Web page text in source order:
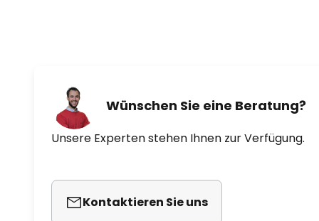
Wünschen Sie eine Beratung?
Unsere Experten stehen Ihnen zur Verfügung.
Kontaktieren Sie uns